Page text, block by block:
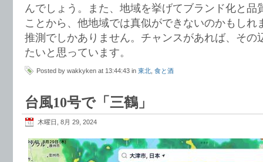
んでしょう。また、地域を挙げてブランド化と品
ことから、他地域では真似ができないのかもしれ
推測でしかありません。チャンスがあれば、その
たいと思っています。
Posted by wakkyken at 13:44:43 in 東北 食と酒
台風10号で「三鶴」
木曜日, 8月 29, 2024